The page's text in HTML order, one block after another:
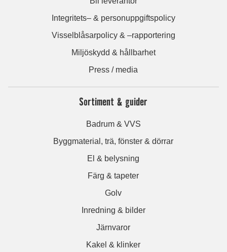
Integritets– & personuppgiftspolicy
Visselblåsarpolicy & –rapportering
Miljöskydd & hållbarhet
Press / media
Sortiment & guider
Badrum & VVS
Byggmaterial, trä, fönster & dörrar
El & belysning
Färg & tapeter
Golv
Inredning & bilder
Järnvaror
Kakel & klinker